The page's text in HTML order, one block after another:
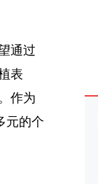
通过
表
作为
元的个